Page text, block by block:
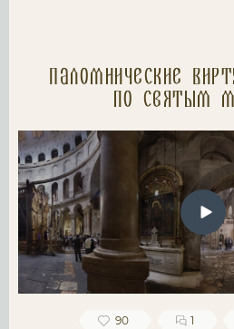
Паломнические
по святым
90 1